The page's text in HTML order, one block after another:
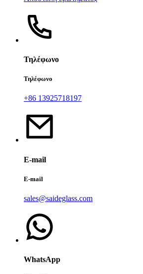
Τηλέφωνο
Τηλέφωνο
+86 13925718197
E-mail
E-mail
sales@saideglass.com
WhatsApp